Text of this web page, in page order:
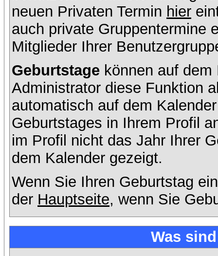
neuen Privaten Termin hier
auch private Gruppentermine
Mitglieder Ihrer
Geburtstage können auf
Administrator diese Funktion
automatisch auf dem
Geburtstages in Ihrem Profil
im Profil nicht das Jahr Ihrer
dem Kalender gezeigt.
Wenn Sie Ihren Geburtstag
der Hauptseite, wenn Sie
Was